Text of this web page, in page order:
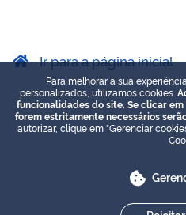
Ir para a página inicial
Para melhorar a sua
personalizados, utilizamos cookies.
funcionalidades do site. Se clicar
forem estritamente necessários
autorizar, clique em "Gerenciar